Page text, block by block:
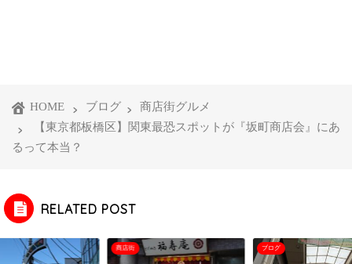
HOME ブログ
商店街グルメ
【東京都板橋区】関東最恐スポットが『坂町商店会』にあ
るって本当？
RELATED POST
商店街 ブログ